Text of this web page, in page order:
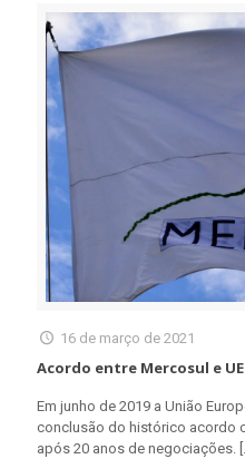
16 de março de 2021
Acordo entre Mercosul e
Em junho de 2019 a União
conclusão do histórico acordo
após 20 anos de negociações.